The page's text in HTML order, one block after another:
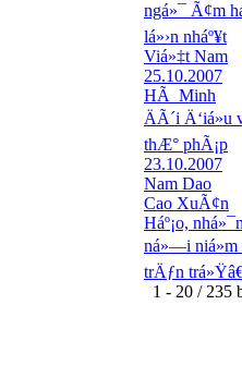
ngá»¯ Ã¢m
lá»›n nháº¥t
Viá»‡t Nam
25.10.2007
HÃ Minh
ÄÃ´i Ä‘iá»u
thÆ° phÃ¡p
23.10.2007
Nam Dao
Cao XuÃ¢n
Háº¡o,
ná»—i niá»m
trÄƒn
1 - 20 / 235